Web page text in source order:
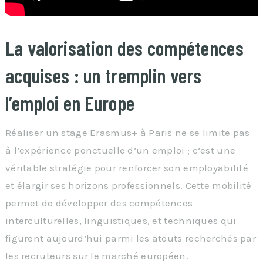
La valorisation des compétences
acquises : un tremplin vers
l’emploi en Europe
Réaliser un stage Erasmus+ à Paris ne se limite pas
à l’expérience ponctuelle d’un emploi ; c’est une
véritable stratégie pour renforcer son employabilité
et élargir ses horizons professionnels. Cette mobilité
permet de développer des compétences
interculturelles, linguistiques, et techniques qui
figurent aujourd’hui parmi les atouts recherchés par
les recruteurs sur le marché européen.